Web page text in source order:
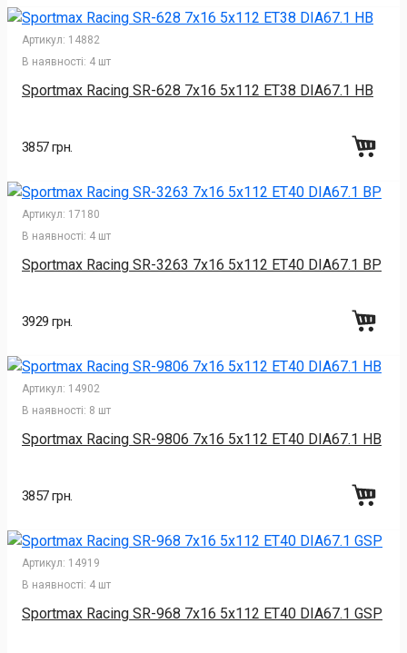
Артикул: 14882
В наявності: 4 шт
Sportmax Racing SR-628 7x16 5x112 ET38 DIA67.1 HB
3857 грн.
Артикул: 17180
В наявності: 4 шт
Sportmax Racing SR-3263 7x16 5x112 ET40 DIA67.1 BP
3929 грн.
Артикул: 14902
В наявності: 8 шт
Sportmax Racing SR-9806 7x16 5x112 ET40 DIA67.1 HB
3857 грн.
Артикул: 14919
В наявності: 4 шт
Sportmax Racing SR-968 7x16 5x112 ET40 DIA67.1 GSP